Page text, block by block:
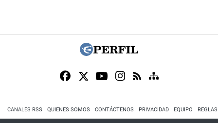
CANALES RSS QUIENES SOMOS CONTÁCTENOS PRIVACIDAD EQUIPO